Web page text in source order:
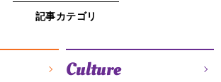
記事カテゴリ
Culture